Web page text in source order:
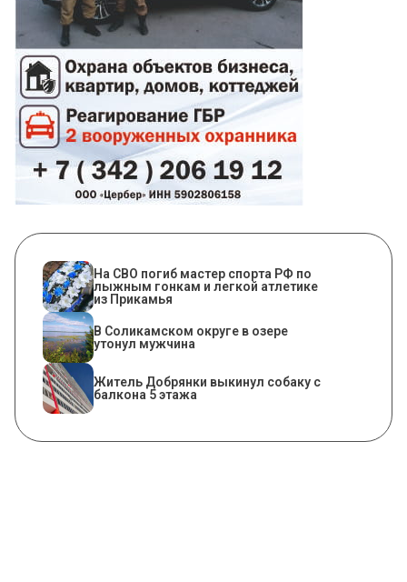
На СВО погиб мастер спорта РФ по
лыжным гонкам и легкой атлетике
из Прикамья
В Соликамском округе в озере
утонул мужчина
Житель Добрянки выкинул собаку с
балкона 5 этажа